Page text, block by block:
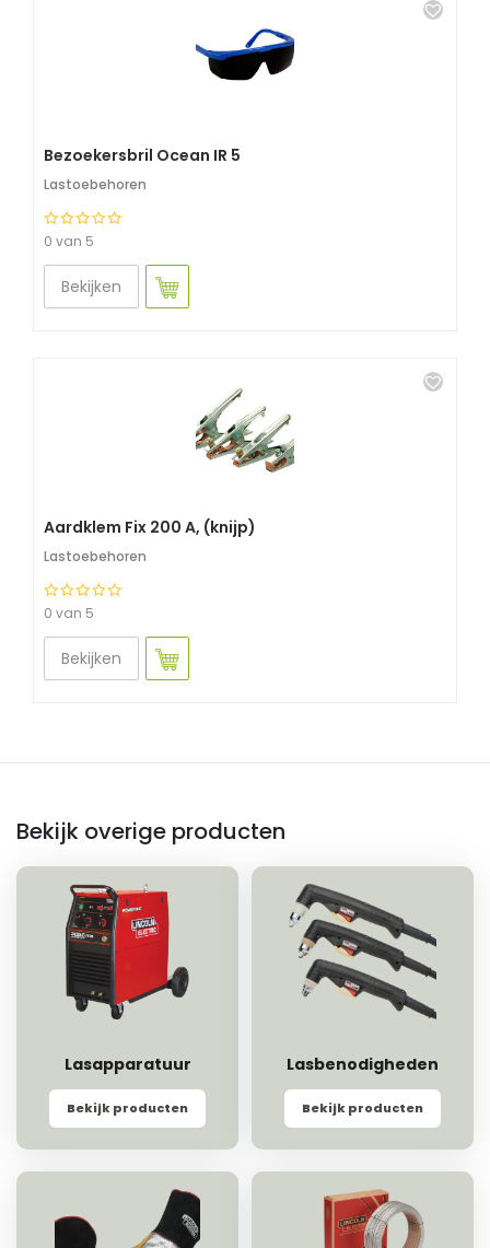
Bezoekersbril Ocean IR 5
Lastoebehoren
0 van 5
Bekijken
Aardklem Fix 200 A, (knijp)
Lastoebehoren
0 van 5
Bekijken
Bekijk overige producten
Lasapparatuur
Bekijk producten
Lasbenodigheden
Bekijk producten